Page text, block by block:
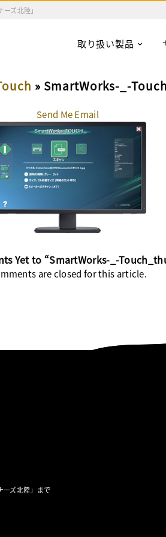
ズ北陸」
取り扱い製品
» SmartWorks-_-
Send Me Email
Yet to “SmartWorks-_-
are closed for this article.
ーズ北陸」まで